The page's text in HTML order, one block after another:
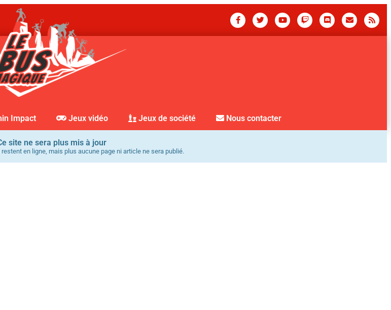
Impact Jeux vidéo Jeux de société Nous contacter
site ne sera plus mis à jour
en ligne, mais plus aucune page ni article ne sera publié.